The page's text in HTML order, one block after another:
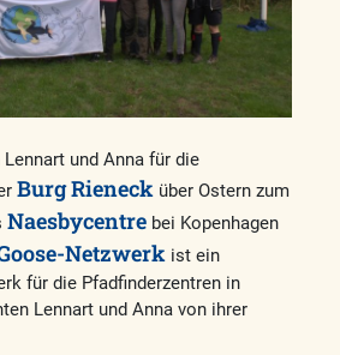
und Anna für die
Burg Rieneck über Ostern zum
Naesbycentre bei Kopenhagen
Netzwerk ist ein
für die Pfadfinderzentren in
Lennart und Anna von ihrer